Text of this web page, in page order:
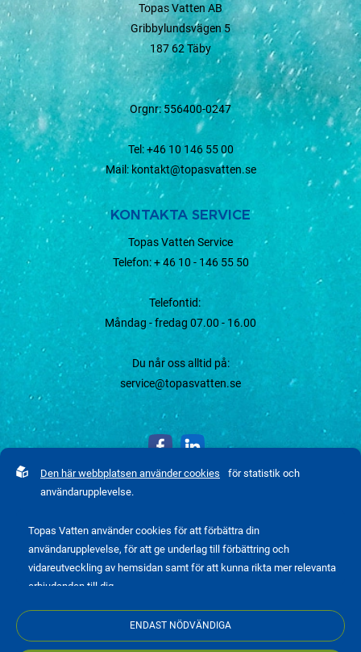
Topas Vatten AB
Gribbylundsvägen 5
187 62 Täby
Orgnr: 556400-0247
Tel:+46 10 146 55 00
Mail:kontakt@topasvatten.se
KONTAKTA SERVICE
Topas Vatten Service
Telefon:+ 46 10 - 146 55 50
Telefontid:
Måndag - fredag 07.00 - 16.00
Du når oss alltid på:
service@topasvatten.se
Integritetspolicy
Copyright © 2026 Topas Vatten
Den här webbplatsen använder cookies
för statistik och
användarupplevelse.
Topas Vatten använder cookies för att förbättra din
användarupplevelse, för att ge underlag till förbättring och
vidareutveckling av hemsidan samt för att kunna rikta mer relevanta
erbjudanden till dig.
Läs gärna vår
. Om du vill ändra ditt val i efterhand hittar du
ENDAST NÖDVÄNDIGA